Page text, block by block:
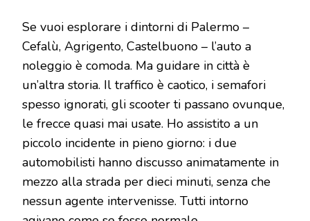
Se vuoi esplorare i dintorni di Palermo –
Cefalù, Agrigento, Castelbuono – l’auto a
noleggio è comoda. Ma guidare in città è
un’altra storia. Il traffico è caotico, i semafori
spesso ignorati, gli scooter ti passano ovunque,
le frecce quasi mai usate. Ho assistito a un
piccolo incidente in pieno giorno: i due
automobilisti hanno discusso animatamente in
mezzo alla strada per dieci minuti, senza che
nessun agente intervenisse. Tutti intorno